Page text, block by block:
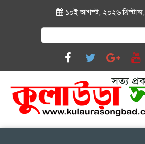
১০ই আগস্ট, ২০২৬ খ্রিস্টাব্দ,
Search
for: